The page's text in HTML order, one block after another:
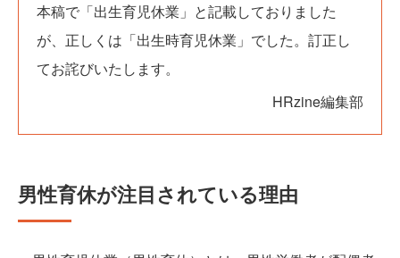
本稿で「出生育児休業」と記載しておりました
が、正しくは「出生時育児休業」でした。訂正し
てお詫びいたします。
HRzine編集部
男性育休が注目されている理由